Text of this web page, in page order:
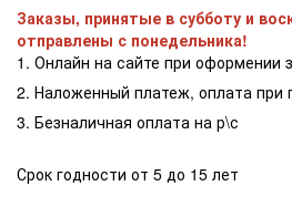
Заказы, принятые в субботу и
отправлены с понедельника!
1. Онлайн на сайте при оформении
2. Наложенный платеж, оплата при
3. Безналичная оплата на р\с
Срок годности от 5 до 15 лет